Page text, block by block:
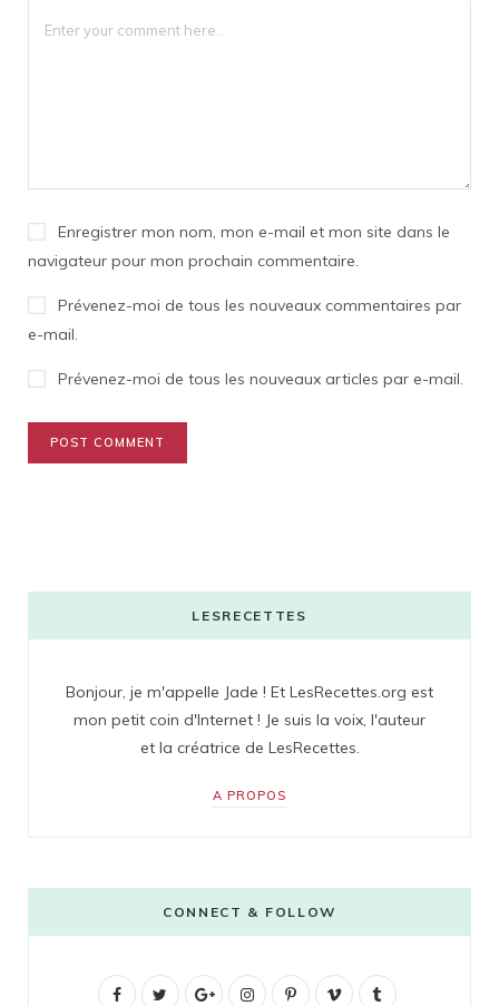
Enregistrer mon nom, mon e-mail et mon site dans le
navigateur pour mon prochain commentaire.
Prévenez-moi de tous les nouveaux commentaires par
e-mail.
Prévenez-moi de tous les nouveaux articles par e-mail.
LESRECETTES
Bonjour, je m'appelle Jade ! Et LesRecettes.org est
mon petit coin d'Internet ! Je suis la voix, l'auteur
et la créatrice de LesRecettes.
A PROPOS
CONNECT & FOLLOW
F
G
I
P
V